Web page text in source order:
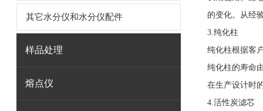
其它水分仪和水分仪配件
样品处理
熔点仪
的变化。从经
3.纯化柱
纯化柱根据客
纯化柱的寿命
在生产设计时
4.活性炭滤芯